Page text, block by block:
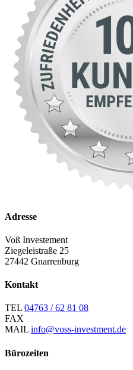
Adresse
Voß Investement
Ziegeleistraße 25
27442 Gnarrenburg
Kontakt
TEL 04763 / 62 81 08
FAX
MAIL info@voss-investment.de
Bürozeiten